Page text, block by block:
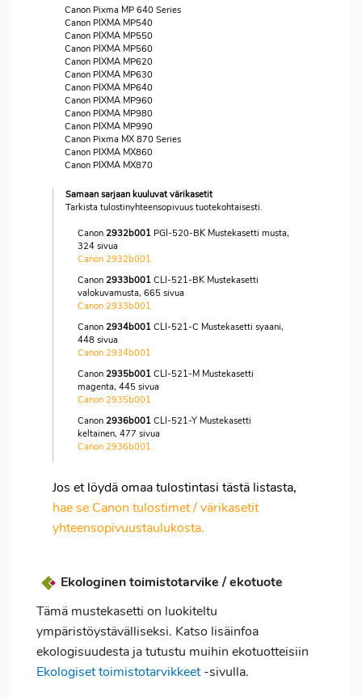
Canon Pixma MP 640 Series
Canon PIXMA MP540
Canon PIXMA MP550
Canon PIXMA MP560
Canon PIXMA MP620
Canon PIXMA MP630
Canon PIXMA MP640
Canon PIXMA MP960
Canon PIXMA MP980
Canon PIXMA MP990
Canon Pixma MX 870 Series
Canon PIXMA MX860
Canon PIXMA MX870
Samaan sarjaan kuuluvat värikasetit
Tarkista tulostinyhteensopivuus tuotekohtaisesti.
Canon 2932b001 PGI-520-BK Mustekasetti musta,
324 sivua
Canon 2932b001
Canon 2933b001 CLI-521-BK Mustekasetti
valokuvamusta, 665 sivua
Canon 2933b001
Canon 2934b001 CLI-521-C Mustekasetti syaani,
448 sivua
Canon 2934b001
Canon 2935b001 CLI-521-M Mustekasetti
magenta, 445 sivua
Canon 2935b001
Canon 2936b001 CLI-521-Y Mustekasetti
keltainen, 477 sivua
Canon 2936b001
Jos et löydä omaa tulostintasi tästä listasta,
hae se Canon tulostimet / värikasetit
yhteensopivuustaulukosta.
Ekologinen toimistotarvike / ekotuote
Tämä mustekasetti on luokiteltu
ympäristöystävälliseksi. Katso lisäinfoa
ekologisuudesta ja tutustu muihin ekotuotteisiin
Ekologiset toimistotarvikkeet-sivulla.